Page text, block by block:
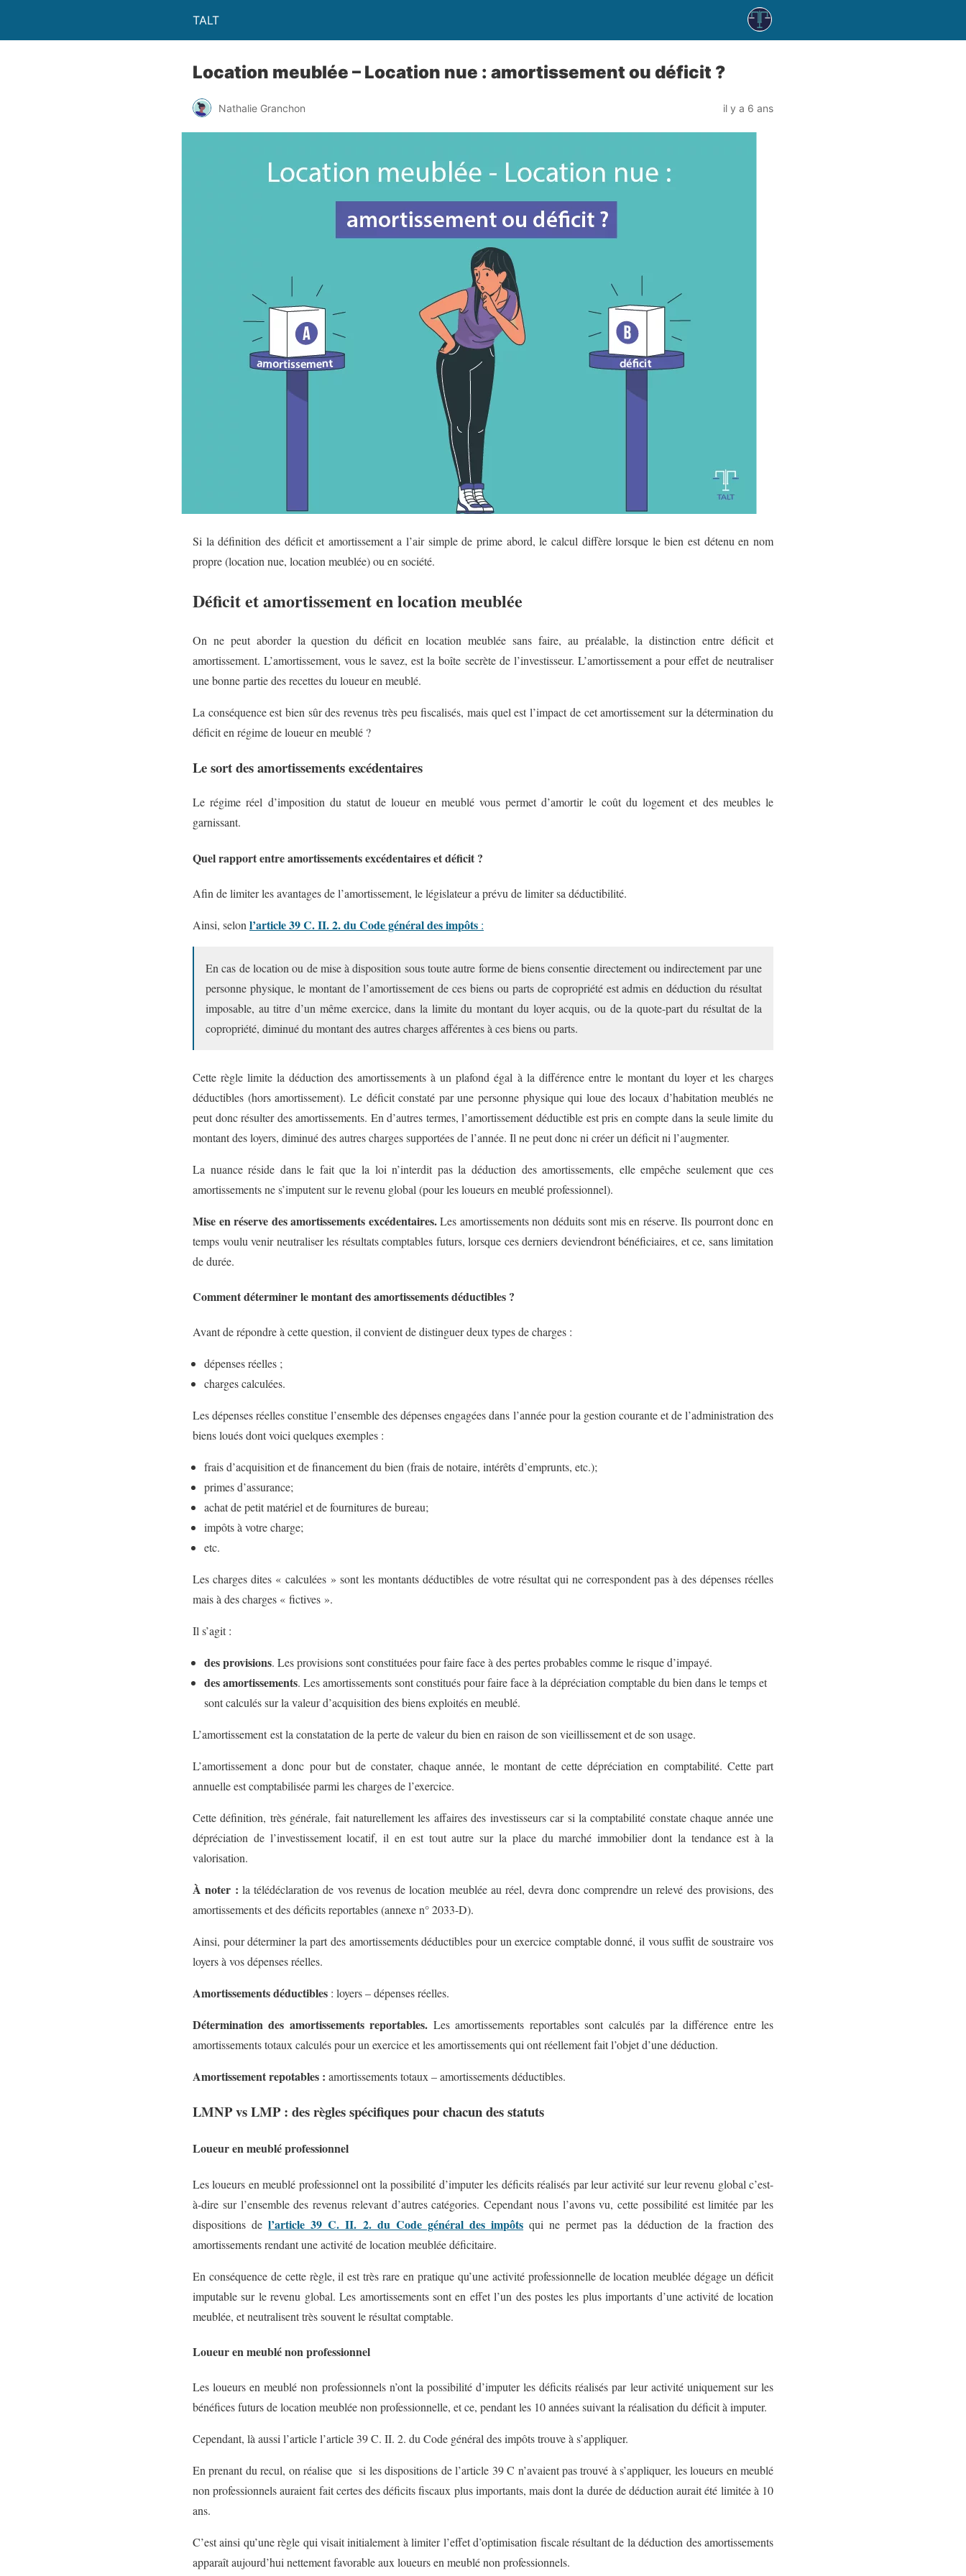
TALT
Location meublée – Location nue : amortissement ou déficit ?
Nathalie Granchon il y a 6 ans
Si la définition des déficit et amortissement a l’air simple de prime abord, le calcul diffère lorsque le bien est détenu en nom
propre (location nue, location meublée) ou en société.
Déficit et amortissement en location meublée
On ne peut aborder la question du déficit en location meublée sans faire, au préalable, la distinction entre déficit et
amortissement. L’amortissement, vous le savez, est la boîte secrète de l’investisseur. L’amortissement a pour effet de neutraliser
une bonne partie des recettes du loueur en meublé.
La conséquence est bien sûr des revenus très peu fiscalisés, mais quel est l’impact de cet amortissement sur la détermination du
déficit en régime de loueur en meublé ?
Le sort des amortissements excédentaires
Le régime réel d’imposition du statut de loueur en meublé vous permet d’amortir le coût du logement et des meubles le
garnissant.
Quel rapport entre amortissements excédentaires et déficit ?
Afin de limiter les avantages de l’amortissement, le législateur a prévu de limiter sa déductibilité.
Ainsi, selon l’article 39 C. II. 2. du Code général des impôts :
En cas de location ou de mise à disposition sous toute autre forme de biens consentie directement ou indirectement par une
personne physique, le montant de l’amortissement de ces biens ou parts de copropriété est admis en déduction du résultat
imposable, au titre d’un même exercice, dans la limite du montant du loyer acquis, ou de la quote-part du résultat de la
copropriété, diminué du montant des autres charges afférentes à ces biens ou parts.
Cette règle limite la déduction des amortissements à un plafond égal à la différence entre le montant du loyer et les charges
déductibles (hors amortissement). Le déficit constaté par une personne physique qui loue des locaux d’habitation meublés ne
peut donc résulter des amortissements. En d’autres termes, l’amortissement déductible est pris en compte dans la seule limite du
montant des loyers, diminué des autres charges supportées de l’année. Il ne peut donc ni créer un déficit ni l’augmenter.
La nuance réside dans le fait que la loi n’interdit pas la déduction des amortissements, elle empêche seulement que ces
amortissements ne s’imputent sur le revenu global (pour les loueurs en meublé professionnel).
Mise en réserve des amortissements excédentaires.Les amortissements non déduits sont mis en réserve. Ils pourront donc en
temps voulu venir neutraliser les résultats comptables futurs, lorsque ces derniers deviendront bénéficiaires, et ce, sans limitation
de durée.
Comment déterminer le montant des amortissements déductibles ?
Avant de répondre à cette question, il convient de distinguer deux types de charges :
dépenses réelles ;
charges calculées.
Les dépenses réelles constitue l’ensemble des dépenses engagées dans l’année pour la gestion courante et de l’administration des
biens loués dont voici quelques exemples :
frais d’acquisition et de financement du bien (frais de notaire, intérêts d’emprunts, etc.);
primes d’assurance;
achat de petit matériel et de fournitures de bureau;
impôts à votre charge;
etc.
Les charges dites « calculées » sont les montants déductibles de votre résultat qui ne correspondent pas à des dépenses réelles
mais à des charges « fictives ».
Il s’agit :
des provisions. Les provisions sont constituées pour faire face à des pertes probables comme le risque d’impayé.
des amortissements. Les amortissements sont constitués pour faire face à la dépréciation comptable du bien dans le temps et
sont calculés sur la valeur d’acquisition des biens exploités en meublé.
L’amortissement est la constatation de la perte de valeur du bien en raison de son vieillissement et de son usage.
L’amortissement a donc pour but de constater, chaque année, le montant de cette dépréciation en comptabilité. Cette part
annuelle est comptabilisée parmi les charges de l’exercice.
Cette définition, très générale, fait naturellement les affaires des investisseurs car si la comptabilité constate chaque année une
dépréciation de l’investissement locatif, il en est tout autre sur la place du marché immobilier dont la tendance est à la
valorisation.
À noter : la télédéclaration de vos revenus de location meublée au réel, devra donc comprendre un relevé des provisions, des
amortissements et des déficits reportables (annexe n° 2033-D).
Ainsi, pour déterminer la part des amortissements déductibles pour un exercice comptable donné, il vous suffit de soustraire vos
loyers à vos dépenses réelles.
Amortissements déductibles : loyers – dépenses réelles.
Détermination des amortissements reportables. Les amortissements reportables sont calculés par la différence entre les
amortissements totaux calculés pour un exercice et les amortissements qui ont réellement fait l’objet d’une déduction.
Amortissement repotables : amortissements totaux – amortissements déductibles.
LMNP vs LMP : des règles spécifiques pour chacun des statuts
Loueur en meublé professionnel
Les loueurs en meublé professionnel ont la possibilité d’imputer les déficits réalisés par leur activité sur leur revenu global c’est-
à-dire sur l’ensemble des revenus relevant d’autres catégories. Cependant nous l’avons vu, cette possibilité est limitée par les
dispositions del’article 39 C. II. 2. du Code général des impôts qui ne permet pas la déduction de la fraction des
amortissements rendant une activité de location meublée déficitaire.
En conséquence de cette règle, il est très rare en pratique qu’une activité professionnelle de location meublée dégage un déficit
imputable sur le revenu global. Les amortissements sont en effet l’un des postes les plus importants d’une activité de location
meublée, et neutralisent très souvent le résultat comptable.
Loueur en meublé non professionnel
Les loueurs en meublé non professionnels n’ont la possibilité d’imputer les déficits réalisés par leur activité uniquement sur les
bénéfices futurs de location meublée non professionnelle, et ce, pendant les 10 années suivant la réalisation du déficit à imputer.
Cependant, là aussi l’article l’article 39 C. II. 2. du Code général des impôts trouve à s’appliquer.
En prenant du recul, on réalise que si les dispositions de l’article 39 C n’avaient pas trouvé à s’appliquer, les loueurs en meublé
non professionnels auraient fait certes des déficits fiscaux plus importants, mais dont la durée de déduction aurait été limitée à 10
ans.
C’est ainsi qu’une règle qui visait initialement à limiter l’effet d’optimisation fiscale résultant de la déduction des amortissements
apparaît aujourd’hui nettement favorable aux loueurs en meublé non professionnels.